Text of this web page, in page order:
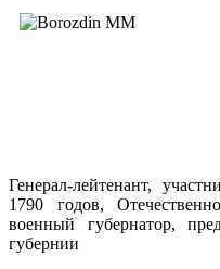
Генерал-лейтенант,
1790 годов,
военный губернатор,
губернии